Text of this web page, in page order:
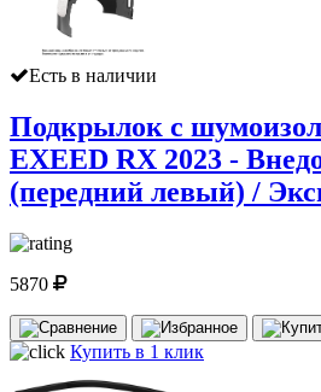
Есть в наличии
Подкрылок с
EXEED RX 2023 -
(передний левый) /
5870
Купить в 1 клик